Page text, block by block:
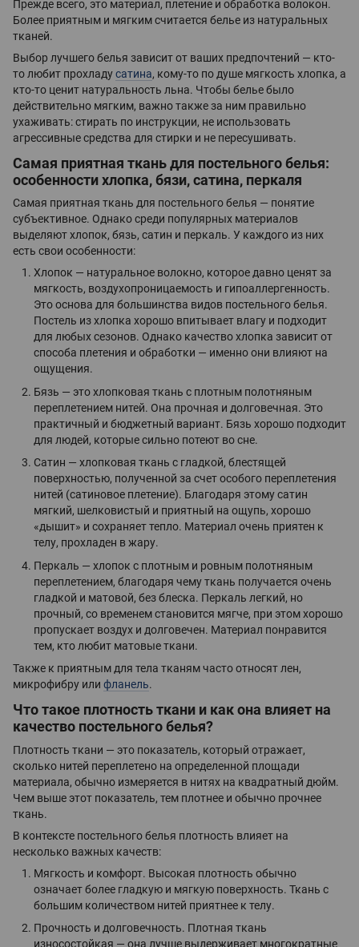
Прежде всего, это материал, плетение и обработка волокон.
Более приятным и мягким считается белье из натуральных
тканей.
Выбор лучшего белья зависит от ваших предпочтений — кто-
то любит прохладусатина, кому-то по душе мягкость хлопка, а
кто-то ценит натуральность льна. Чтобы белье было
действительно мягким, важно также за ним правильно
ухаживать: стирать по инструкции, не использовать
агрессивные средства для стирки и не пересушивать.
Самая приятная ткань для постельного белья:
особенности хлопка, бязи, сатина, перкаля
Самая приятная ткань для постельного белья — понятие
субъективное. Однако среди популярных материалов
выделяют хлопок, бязь, сатин и перкаль. У каждого из них
есть свои особенности:
Хлопок — натуральное волокно, которое давно ценят за
мягкость, воздухопроницаемость и гипоаллергенность.
Это основа для большинства видов постельного белья.
Постель из хлопка хорошо впитывает влагу и подходит
для любых сезонов. Однако качество хлопка зависит от
способа плетения и обработки — именно они влияют на
ощущения.
Бязь — это хлопковая ткань с плотным полотняным
переплетением нитей. Она прочная и долговечная. Это
практичный и бюджетный вариант. Бязь хорошо подходит
для людей, которые сильно потеют во сне.
Сатин — хлопковая ткань с гладкой, блестящей
поверхностью, полученной за счет особого переплетения
нитей (сатиновое плетение). Благодаря этому сатин
мягкий, шелковистый и приятный на ощупь, хорошо
«дышит» и сохраняет тепло. Материал очень приятен к
телу, прохладен в жару.
Перкаль — хлопок с плотным и ровным полотняным
переплетением, благодаря чему ткань получается очень
гладкой и матовой, без блеска. Перкаль легкий, но
прочный, со временем становится мягче, при этом хорошо
пропускает воздух и долговечен. Материал понравится
тем, кто любит матовые ткани.
Также к приятным для тела тканям часто относят лен,
микрофибру или фланель.
Что такое плотность ткани и как она влияет на
качество постельного белья?
Плотность ткани — это показатель, который отражает,
сколько нитей переплетено на определенной площади
материала, обычно измеряется в нитях на квадратный дюйм.
Чем выше этот показатель, тем плотнее и обычно прочнее
ткань.
В контексте постельного белья плотность влияет на
несколько важных качеств:
Мягкость и комфорт. Высокая плотность обычно
означает более гладкую и мягкую поверхность. Ткань с
большим количеством нитей приятнее к телу.
Прочность и долговечность. Плотная ткань
износостойкая — она лучше выдерживает многократные